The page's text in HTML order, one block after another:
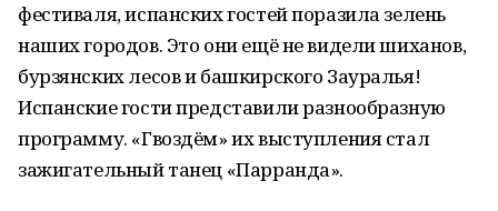
фестиваля, испанских гостей поразила зелень
наших городов. Это они ещё не видели шиханов,
бурзянских лесов и башкирского Зауралья!
Испанские гости представили разнообразную
программу. «Гвоздём» их выступления стал
зажигательный танец «Парранда».